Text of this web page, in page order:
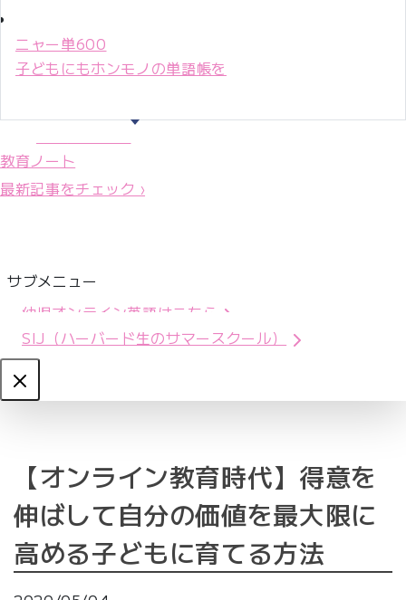
ニャー単600
子どもにもホンモノの単語帳を
教育ノート
最新記事をチェック ›
サブメニュー
幼児オンライン英語はこちら
SIJ（ハーバード生のサマースクール）
Close
【オンライン教育時代】得意を
伸ばして自分の価値を最大限に
高める子どもに育てる方法